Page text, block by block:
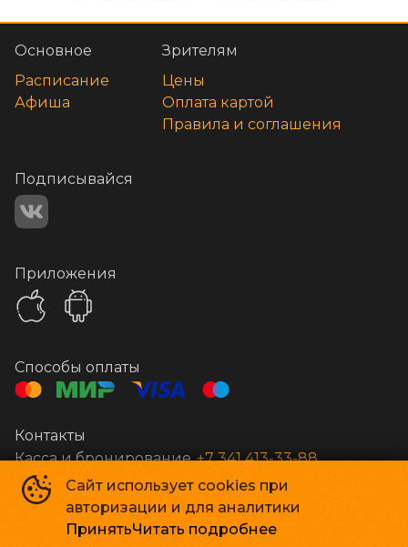
Сайт использует cookies при
авторизации и для аналитики
ПринятьЧитать подробнее
Основное
Расписание
Афиша
Зрителям
Цены
Оплата картой
Правила и соглашения
Подписывайся
Приложения
Способы оплаты
Контакты
Касса и бронирование +7 341 413-33-88
Стар Кинолюкс©2009-2026
Powered byp24.app